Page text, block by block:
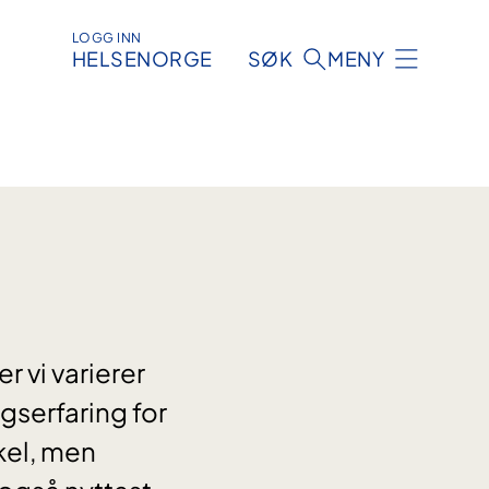
LOGG INN
HELSENORGE SØK MENY
vi varierer
for
men